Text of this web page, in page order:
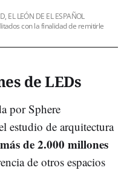
EL LEÓN DE EL ESPAÑOL
con la finalidad de remitirle
de LEDs
por Sphere
estudio de arquitectura
de 2.000 millones
de otros espacios